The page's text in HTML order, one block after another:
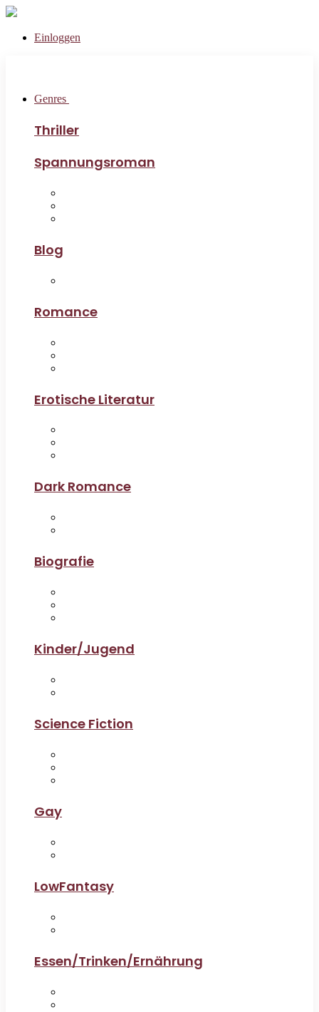
Einloggen
Genres
Thriller
Spannungsroman
Blog
Romance
Erotische Literatur
Dark Romance
Biografie
Kinder/Jugend
Science Fiction
Gay
LowFantasy
Essen/Trinken/Ernährung